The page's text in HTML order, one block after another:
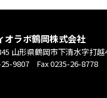
オラボ鶴岡株式会社
山形県鶴岡市下清水字打越
25-9807 Fax 0235-26-8778